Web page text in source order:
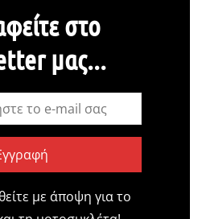
στο
μας...
με άποψη για το